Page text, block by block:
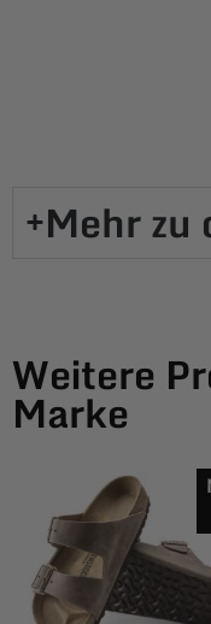
Mehr zu
Weitere
Marke